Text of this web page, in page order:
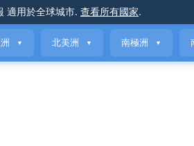
適用於全球城市. 查看所有國家.
▼ 北美洲 ▼ 南極洲 ▼